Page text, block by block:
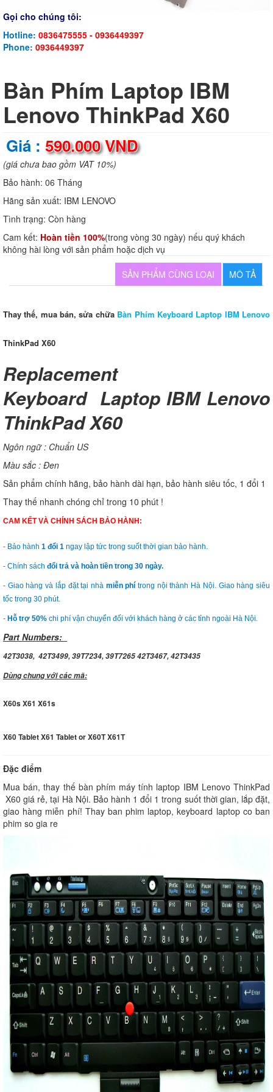
Gọi cho chúng tôi:
Hotline: 0836475555 - 0936449397
Phone: 0936449397
Bàn Phím Laptop IBM
Lenovo ThinkPad X60
Giá : 590.000 VND
(giá chưa bao gồm VAT 10%)
Bảo hành: 06 Tháng
Hãng sản xuất: IBM LENOVO
Tình trạng: Còn hàng
Cam kết: Hoàn tiền 100%(trong vòng 30 ngày) nếu quý khách
không hài lòng với sản phẩm hoặc dịch vụ
MÔ TẢ
SẢN PHẨM CÙNG LOẠI
Thay thế, mua bán, sửa chữa Bàn Phím Keyboard Laptop IBM Lenovo
ThinkPad X60
Replacement
Keyboard Laptop IBM Lenovo
ThinkPad X60
Ngôn ngữ : Chuẩn US
Màu sắc : Đen
Sản phẩm chính hãng, bảo hành dài hạn, bảo hành siêu tốc, 1 đổi 1
Thay thế nhanh chóng chỉ trong 10 phút !
CAM KẾT VÀ CHÍNH SÁCH BẢO HÀNH:
- Bảo hành 1 đổi 1 ngay lập tức trong suốt thời gian bảo hành.
- Chính sách đổi trả và hoàn tiền trong 30 ngày.
- Giao hàng và lắp đặt tại nhà miễn phí trong nội thành Hà Nội. Giao hàng siêu
tốc trong 30 phút.
- Hỗ trợ 50% chi phí vận chuyển đối với khách hàng ở các tỉnh ngoài Hà Nội.
Part Numbers:
42T3038, 42T3499, 39T7234, 39T7265 42T3467, 42T3435
Dùng chung với các mã:
X60s X61 X61s
X60 Tablet X61 Tablet or X60T X61T
Đặc điểm
Mua bán, thay thế bàn phím máy tính laptop IBM Lenovo ThinkPad
X60 giá rẻ, tại Hà Nội. Bảo hành 1 đổi 1 trong suốt thời gian, lắp đặt,
giao hàng miễn phí! Thay ban phim laptop, keyboard laptop co ban
phim so gia re